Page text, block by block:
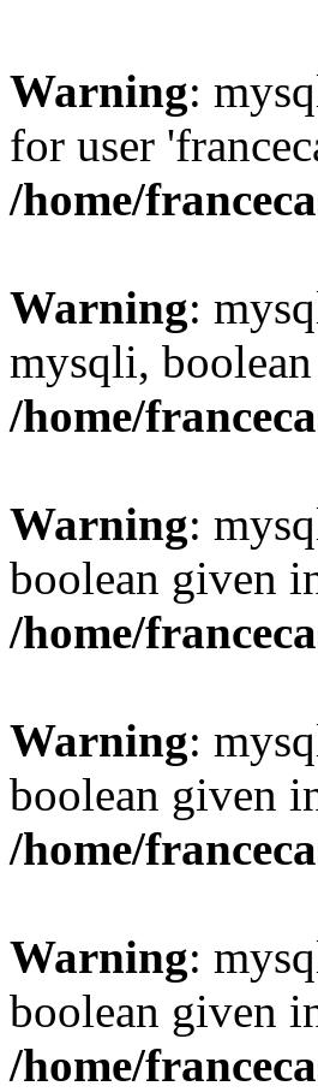
Warning:
for user
/home/
Warning:
mysqli,
/home/
Warning:
boolean given
/home/
Warning:
boolean given
/home/
Warning:
boolean given
/home/